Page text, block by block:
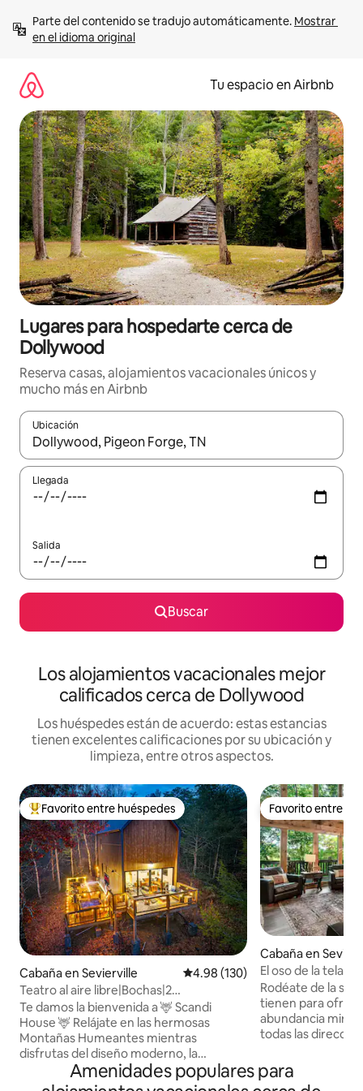
contenido
Parte del contenido se tradujo automáticamente. Mostrar
en el idioma original
Tu espacio en Airbnb
Lugares para hospedarte cerca de
Dollywood
Reserva casas, alojamientos vacacionales únicos y
mucho más en Airbnb
Ubicación
Cuando los resultados estén disponibles, podrás navegar
Llegada
Salida
Buscar
Los alojamientos vacacionales mejor
calificados cerca de Dollywood
Los huéspedes están de acuerdo: estas estancias
tienen excelentes calificaciones por su ubicación y
limpieza, entre otros aspectos.
De los mejores en Favorito entre huéspedes
Favorito entre huéspedes
Cabaña en Sevierville Calificación promedio: 4.98 de
4.98 (130)
Teatro al aire libre|Bochas|2
fogatas|Cama king|Aislado
Te damos la bienvenida a 🦌 Scandi
House 🦌 Relájate en las hermosas
Montañas Humeantes mientras
disfrutas del diseño moderno, la
privacidad y los servicios de esta cabaña
de inspiración escandinava. Esta cabaña
Favorito entre
Favorito entre
Cabaña en
El oso de la tela
Rodéate de la
tienen para ofrecer. Las
abundancia miran
todas las
golf Gatlinburg y
Despierta en la
Amenidades populares para